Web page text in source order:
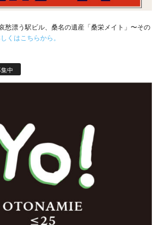
愁漂う駅ビル、桑名の遺産「桑栄メイト」〜その
くはこちらから。
中